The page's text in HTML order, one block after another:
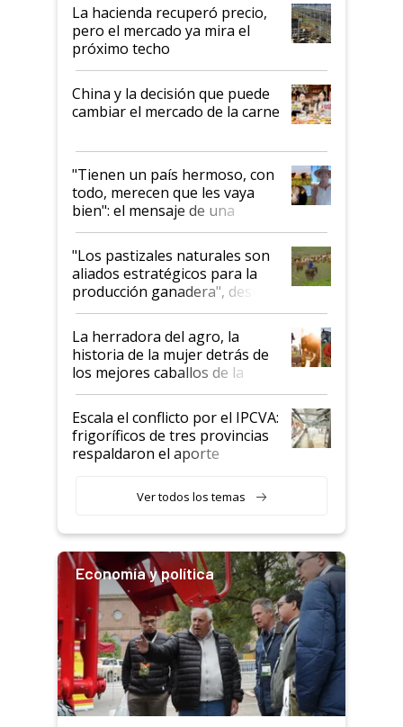
La hacienda recuperó precio,
pero el mercado ya mira el
próximo techo
China y la decisión que puede
cambiar el mercado de la carne
"Tienen un país hermoso, con
todo, merecen que les vaya
bien": el mensaje de una
ganadera uruguaya sobre las
oportunidades que se abren
para el agro en Argentina, con
foco en la carne
"Los pastizales naturales son
aliados estratégicos para la
producción ganadera", destaca
la iniciativa que ya reúne a 46
establecimientos en Argentina
La herradora del agro, la
historia de la mujer detrás de
los mejores caballos de la
Argentina y los mitos que
todavía hacen sufrir a estos
animales: "Mientras me
descalificaban, yo seguí
haciendo currículum"
Escala el conflicto por el IPCVA:
frigoríficos de tres provincias
respaldaron el aporte
Ver todos los temas
Economía y política